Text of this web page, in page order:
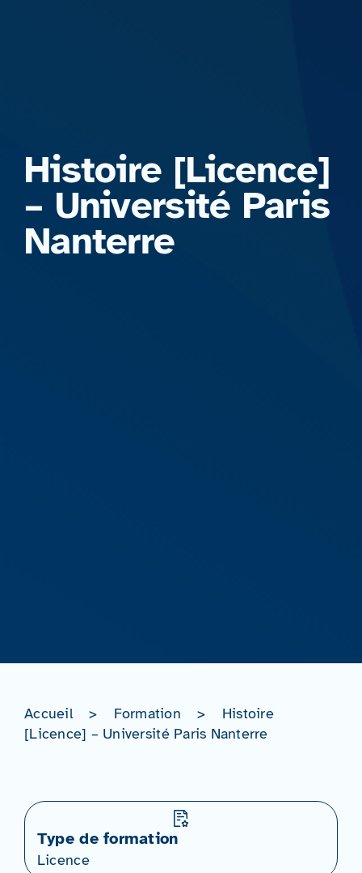
Histoire [Licence]
– Université Paris
Nanterre
Accueil > Formation >
Histoire
[Licence] – Université Paris Nanterre
Type de formation
Licence